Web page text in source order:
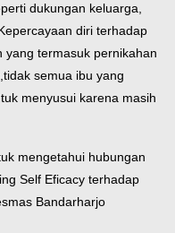
dukungan keluarga,
diri terhadap
yang termasuk pernikahan
semua ibu yang
menyusui karena masih
mengetahui hubungan
Self Eficacy terhadap
Bandarharjo